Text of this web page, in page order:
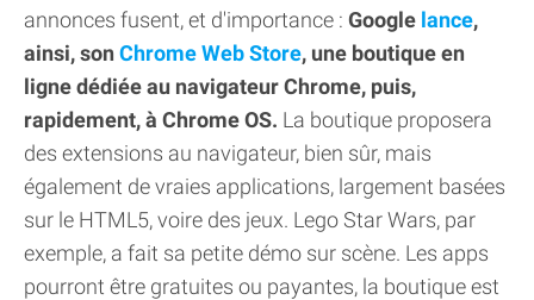
annonces fusent, et d'importance : Google lance,
ainsi, son Chrome Web Store, une boutique en
ligne dédiée au navigateur Chrome, puis,
rapidement, à Chrome OS. La boutique proposera
des extensions au navigateur, bien sûr, mais
également de vraies applications, largement basées
sur le HTML5, voire des jeux. Lego Star Wars, par
exemple, a fait sa petite démo sur scène. Les apps
pourront être gratuites ou payantes, la boutique est